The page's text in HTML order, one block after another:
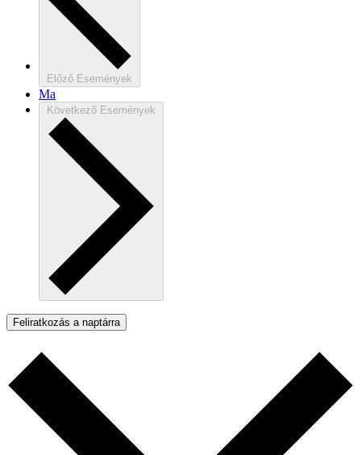
Előző Események
Ma
Következő Események
Feliratkozás a naptárra